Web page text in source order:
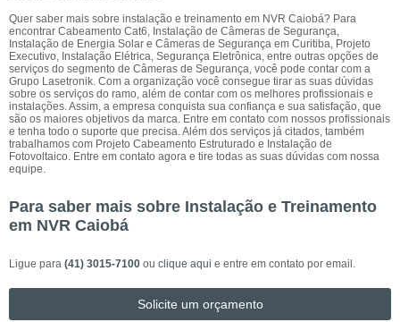
Quer saber mais sobre instalação e treinamento em NVR Caiobá? Para
encontrar Cabeamento Cat6, Instalação de Câmeras de Segurança,
Instalação de Energia Solar e Câmeras de Segurança em Curitiba, Projeto
Executivo, Instalação Elétrica, Segurança Eletrônica, entre outras opções de
serviços do segmento de Câmeras de Segurança, você pode contar com a
Grupo Lasetronik. Com a organização você consegue tirar as suas dúvidas
sobre os serviços do ramo, além de contar com os melhores profissionais e
instalações. Assim, a empresa conquista sua confiança e sua satisfação, que
são os maiores objetivos da marca. Entre em contato com nossos profissionais
e tenha todo o suporte que precisa. Além dos serviços já citados, também
trabalhamos com Projeto Cabeamento Estruturado e Instalação de
Fotovoltaico. Entre em contato agora e tire todas as suas dúvidas com nossa
equipe.
Para saber mais sobre Instalação e Treinamento
em NVR Caiobá
Ligue para (41) 3015-7100 ou clique aqui e entre em contato por email.
Solicite um orçamento